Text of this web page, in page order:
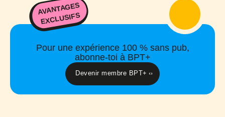
AVANTAGES
EXCLUSIFS
Pour une expérience 100 % sans pub,
abonne-toi à BPT+
Devenir membre BPT+